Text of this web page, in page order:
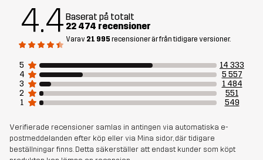
Foder 80% Polyester (Återvunnen), 20% Bomull
Vikt
Hållbarhet Bluesign® approved läs här
Artikelnummer 11031_2001
4.4 Baserat på totalt
22 474 recensioner
Varav 21 995 recensioner är från tidigare versioner.
5
14 333
4
5 557
3
1 484
2
551
1
549
Verifierade recensioner samlas in antingen via automatiska e-
postmeddelanden efter köp eller via Mina sidor, där tidigare
beställningar finns. Detta säkerställer att endast kunder som köpt